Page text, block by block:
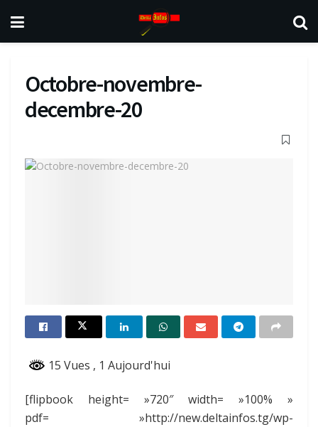
Octobre-novembre-
decembre-20
15 Vues , 1 Aujourd'hui
[flipbook height= »720″ width= »100% »
pdf= »http://new.deltainfos.tg/wp-